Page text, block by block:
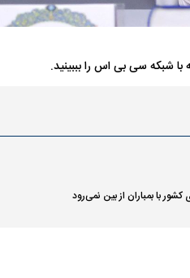
شبکه سی بی اس را بببینید.
با بمباران از بین نمی‌رود
مرگبارتر